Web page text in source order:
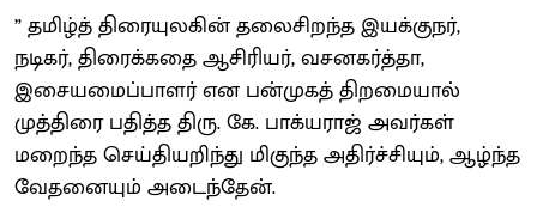
” தமிழ்த் திரையுலகின் தலைசிறந்த இயக்குநர்,
நடிகர், திரைக்கதை ஆசிரியர், வசனகர்த்தா,
இசையமைப்பாளர் என பன்முகத் திறமையால்
முத்திரை பதித்த திரு. கே. பாக்யராஜ் அவர்கள்
மறைந்த செய்தியறிந்து மிகுந்த அதிர்ச்சியும், ஆழ்ந்த
வேதனையும் அடைந்தேன்.